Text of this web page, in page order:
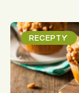
RECEPTY